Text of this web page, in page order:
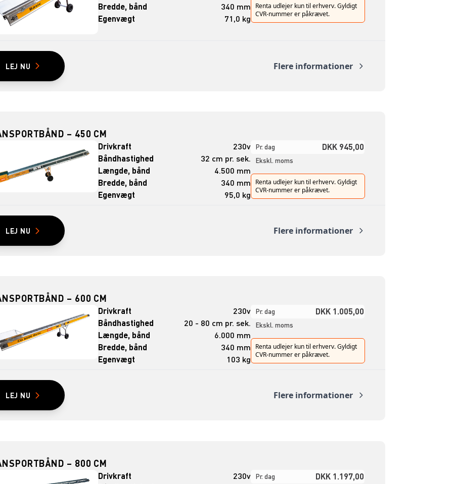
Bredde, bånd
340 mm
Egenvægt
71,0 kg
Renta udlejer kun til erhverv. Gyldigt
CVR-nummer er påkrævet.
LEJ NU Flere informationer
– 450 CM
Drivkraft
230v
Båndhastighed
32 cm pr. sek.
Længde, bånd
4.500 mm
Bredde, bånd
340 mm
Egenvægt
95,0 kg
Pr. dag DKK 945,00
Ekskl. moms
Renta udlejer kun til erhverv. Gyldigt
CVR-nummer er påkrævet.
LEJ NU Flere informationer
– 600 CM
Drivkraft
230v
Båndhastighed
20 - 80 cm pr. sek.
Længde, bånd
6.000 mm
Bredde, bånd
340 mm
Egenvægt
103 kg
Pr. dag DKK 1.005,00
Ekskl. moms
Renta udlejer kun til erhverv. Gyldigt
CVR-nummer er påkrævet.
LEJ NU Flere informationer
– 800 CM
Drivkraft
230v
Pr. dag DKK 1.197,00